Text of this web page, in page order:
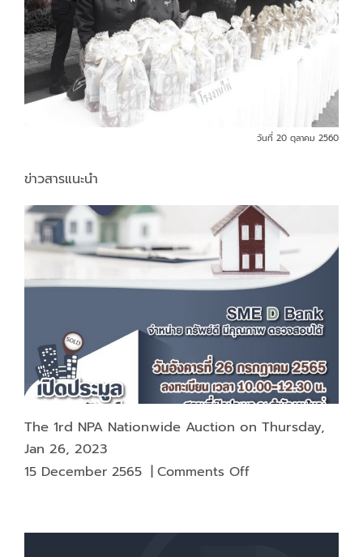
วันที่ 20 ตุลาคม 2560
ข่าวสารแนะนำ
The 1rd NPA Nationwide Auction on Thursday,
Jan 26, 2023
15 December 2565 | Comments Offon
NPA